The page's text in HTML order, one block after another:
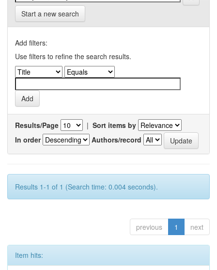
Start a new search
Add filters:
Use filters to refine the search results.
Results/Page | Sort items by
In order
Authors/record
Results 1-1 of 1 (Search time: 0.004 seconds).
previous 1 next
Item hits: